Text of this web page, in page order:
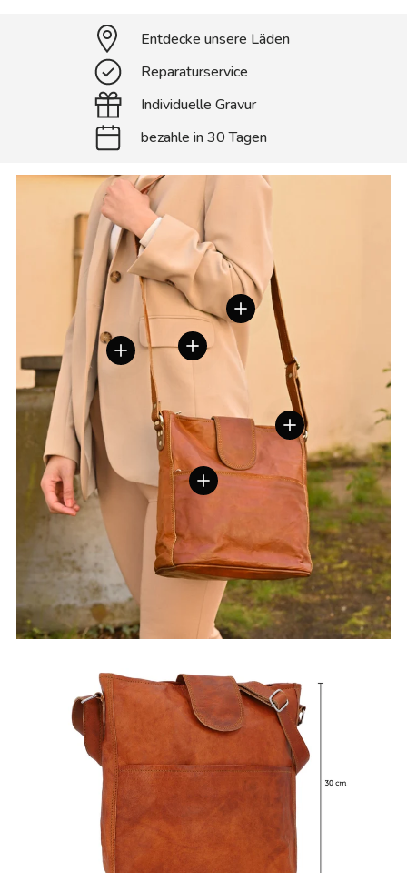
Entdecke unsere Läden
Reparaturservice
Individuelle Gravur
bezahle in 30 Tagen
Einzelheiten anzeigen
Einzelheiten anzeigen
Einzelheiten anzeigen
Einzelheiten
Einzelheiten anzeigen